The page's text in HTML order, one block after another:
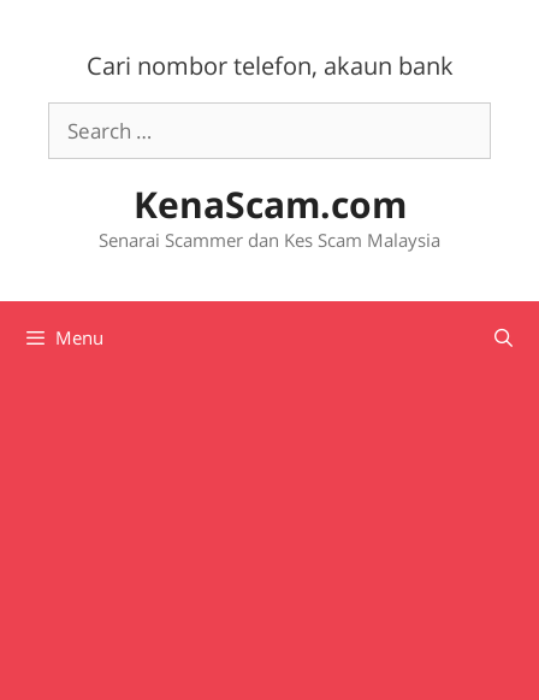
Cari nombor telefon, akaun bank
Search
for:
KenaScam.com
Senarai Scammer dan Kes Scam Malaysia
Menu